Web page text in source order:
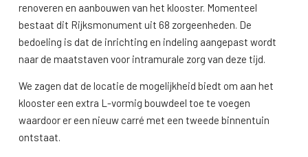
renoveren en aanbouwen van het klooster. Momenteel
bestaat dit Rijksmonument uit 68 zorgeenheden. De
bedoeling is dat de inrichting en indeling aangepast wordt
naar de maatstaven voor intramurale zorg van deze tijd.
We zagen dat de locatie de mogelijkheid biedt om aan het
klooster een extra L-vormig bouwdeel toe te voegen
waardoor er een nieuw carré met een tweede binnentuin
ontstaat.